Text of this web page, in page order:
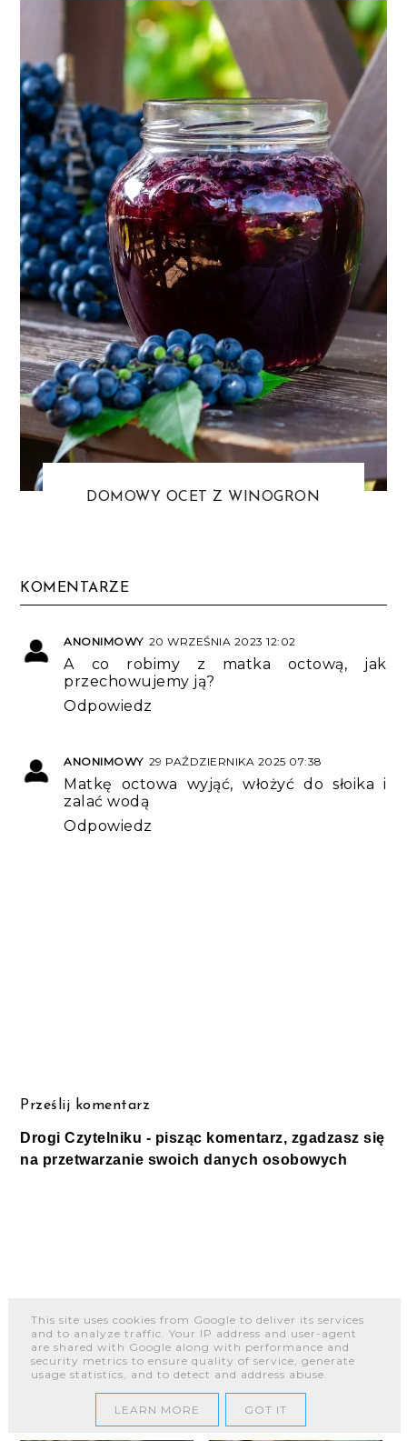
DOMOWY OCET Z WINOGRON
KOMENTARZE
ANONIMOWY 20 WRZEŚNIA 2023 12:02
A co robimy z matka octową, jak
przechowujemy ją?
Odpowiedz
ANONIMOWY 29 PAŹDZIERNIKA 2025 07:38
Matkę octowa wyjąć, włożyć do słoika i
zalać wodą
Odpowiedz
Prześlij komentarz
Drogi Czytelniku - pisząc komentarz, zgadzasz się
na przetwarzanie swoich danych osobowych
NAJPOPULARNIEJSZE
This site uses cookies from Google to deliver its services
and to analyze traffic. Your IP address and user-agent
are shared with Google along with performance and
security metrics to ensure quality of service, generate
usage statistics, and to detect and address abuse.
LEARN MORE GOT IT